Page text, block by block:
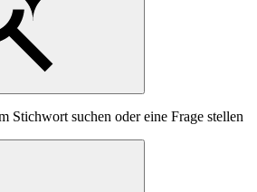
Stichwort suchen oder eine Frage stellen